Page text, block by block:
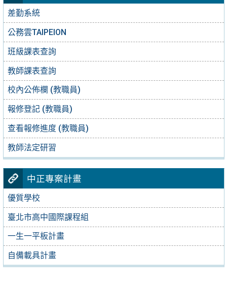
差勤系統
公務雲TAIPEION
班級課表查詢
教師課表查詢
校內公佈欄 (教職員)
報修登記 (教職員)
查看報修進度 (教職員)
教師法定研習
中正專案計畫
優質學校
臺北市高中國際課程組
一生一平板計畫
自備載具計畫